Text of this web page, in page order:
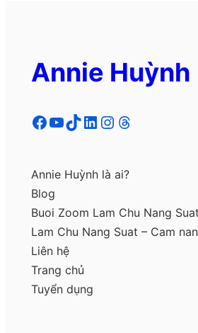
Annie Huỳnh
Facebook YouTube TikTok LinkedIn Instagram Threads
Annie Huỳnh là ai?
Blog
Buoi Zoom Lam Chu Nang Suat
Lam Chu Nang Suat – Cam
Liên hệ
Trang chủ
Tuyển dụng